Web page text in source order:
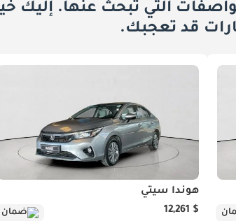
التي تبحث عنها. إليك
قد تعجبك.
هوندا سيتي
$ 12,261
ضمان